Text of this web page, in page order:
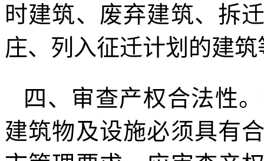
时建筑、废弃建筑、拆
庄、列入征迁计划的建
四、审查产权合法性
建筑物及设施必须具有